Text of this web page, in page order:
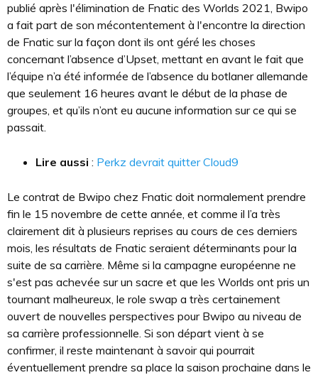
publié après l'élimination de Fnatic des Worlds 2021, Bwipo
a fait part de son mécontentement à l'encontre la direction
de Fnatic sur la façon dont ils ont géré les choses
concernant l’absence d’Upset, mettant en avant le fait que
l’équipe n’a été informée de l’absence du botlaner allemande
que seulement 16 heures avant le début de la phase de
groupes, et qu’ils n’ont eu aucune information sur ce qui se
passait.
Lire aussi : Perkz devrait quitter Cloud9
Le contrat de Bwipo chez Fnatic doit normalement prendre
fin le 15 novembre de cette année, et comme il l’a très
clairement dit à plusieurs reprises au cours de ces derniers
mois, les résultats de Fnatic seraient déterminants pour la
suite de sa carrière. Même si la campagne européenne ne
s'est pas achevée sur un sacre et que les Worlds ont pris un
tournant malheureux, le role swap a très certainement
ouvert de nouvelles perspectives pour Bwipo au niveau de
sa carrière professionnelle. Si son départ vient à se
confirmer, il reste maintenant à savoir qui pourrait
éventuellement prendre sa place la saison prochaine dans le